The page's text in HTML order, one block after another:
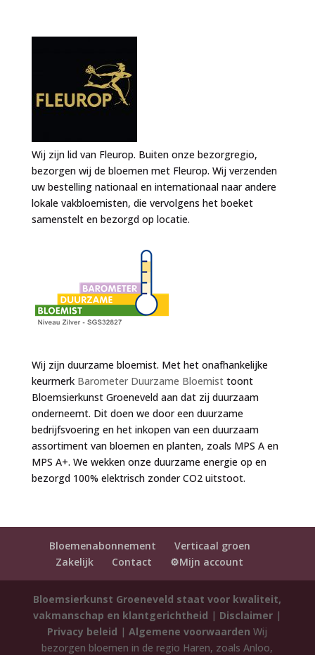
Wij zijn lid van Fleurop. Buiten onze bezorgregio,
bezorgen wij de bloemen met Fleurop. Wij verzenden
uw bestelling nationaal en internationaal naar andere
lokale vakbloemisten, die vervolgens het boeket
samenstelt en bezorgd op locatie.
Wij zijn duurzame bloemist. Met het onafhankelijke
keurmerk Barometer Duurzame Bloemisttoont
Bloemsierkunst Groeneveld aan dat zij duurzaam
onderneemt. Dit doen we door een duurzame
bedrijfsvoering en het inkopen van een duurzaam
assortiment van bloemen en planten, zoals MPS A en
MPS A+. We wekken onze duurzame energie op en
bezorgd 100% elektrisch zonder CO2 uitstoot.
Bloemenabonnement
Verticaal groen
Zakelijk
Contact ⚙️Mijn account
Bloemsierkunst Groeneveld staat voor kwaliteit,
vakmanschap en klantgerichtheid | Disclaimer |
Privacy beleid |Algemene voorwaarden Wij
bezorgen bloemen in de regio Haren, zoals Anloo,